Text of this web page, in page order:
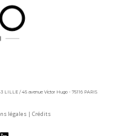
LILLE / 45 avenue Victor Hugo - 75116 PARIS
légales | Crédits